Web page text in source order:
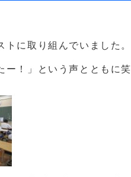
に取り組んでいました。
！」という声とともに